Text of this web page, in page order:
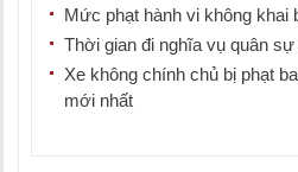
Mức phạt hành vi không khai
Thời gian đi nghĩa vụ quân sự
Xe không chính chủ bị phạt
mới nhất